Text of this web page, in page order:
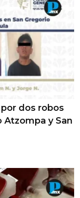
dos robos
Atzompa y San